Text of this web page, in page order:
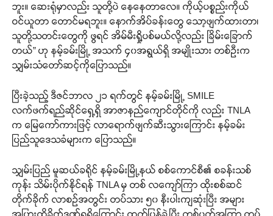
ဘူး။ ဆေးရုံမှာလည်း သူတို့ပဲ နေနေတာလေ။ ကိုယ့်ပစ္စည်းကိုယ်
ဝင်ယူတာ တောင်မရဘူး။ နောက်အိပ်ခန်းတွေ သော့ဖျက်ထားတာ၊
သူတို့သတင်းတွေကို ဖွရင် အိမ်မီးရှို့ပစ်မယ်လို့လည်း ခြိမ်းခြောက်
တယ်” ဟု နမ့်ခမ်းမြို့ အသက် ၄၀အရွယ်ရှိ အမျိုးသား တစ်ဦးက
သျှမ်းသံတော်ဆင့်ကိုပြောသည်။
ပြီးခဲ့သည့် ဒီဇင်ဘာလ ၂၁ ရက်တွင် နမ့်ခမ်းမြို့ SMILE
လက်ဖက်ရည်ဆိုင်ရှေ့ရှိ အာဇာနည်ကျောင်တိုင်ကို လည်း TNLA
က မြေကော်ကားဖြင့် လာ‌ရောက်ဖျက်ဆီးသွားကြောင်း နမ့်ခမ်း
ပြည်သူဒေသခံများက ပြောသည်။
သျှမ်းပြည် မူဆယ်ခရိုင် နမ့်ခမ်းမြို့နယ် စစ်ကောင်စီ၏ စခန်းသစ်
ကုန်း သိမ်းပိုက်နိုင်ရန် TNLA မှ တစ် လကျော်ကြာ ထိုးစစ်ဆင်
တိုက်ခိုက် လာစဉ်အတွင်း တပ်သား ၅၀ နီးပါးကျဆုံးပြီး အများ
အပြားထိခိုက်ဒဏ်ရရှိကြောင်း ထုတ်ပြန်ခဲ့ပြီး တစ်ပတ်အကြာ တပ်